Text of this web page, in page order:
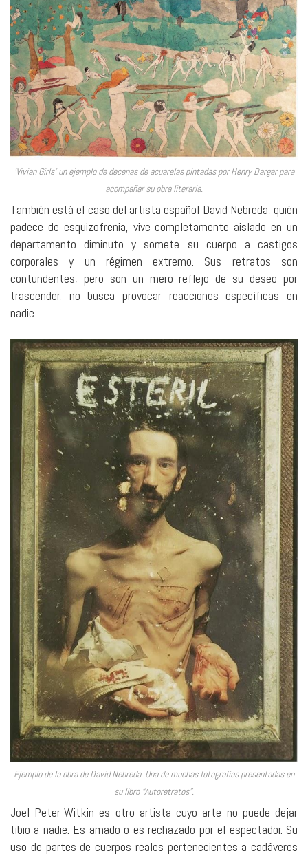
‘Vivian Girls’ un ejemplo de decenas de acuarelas pintadas por Henry Darger para
acompañar su obra literaria.
También está el caso del artista español David Nebreda, quién
padece de esquizofrenia, vive completamente aislado en un
departamento diminuto y somete su cuerpo a castigos
corporales y un régimen extremo. Sus retratos son
contundentes, pero son un mero reflejo de su deseo por
trascender, no busca provocar reacciones específicas en
nadie.
Ejemplo de la obra de David Nebreda. Una de muchas fotografías presentadas en
su libro “Autoretratos”.
Joel Peter-Witkin es otro artista cuyo arte no puede dejar
tibio a nadie. Es amado o es rechazado por el espectador. Su
uso de partes de cuerpos reales pertenecientes a cadáveres